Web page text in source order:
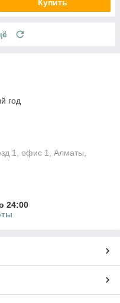
Купить
год
1, офис 1, Алматы,
24:00